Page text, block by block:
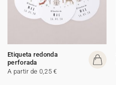
Etiqueta redonda
perforada
A partir de 0,25 €